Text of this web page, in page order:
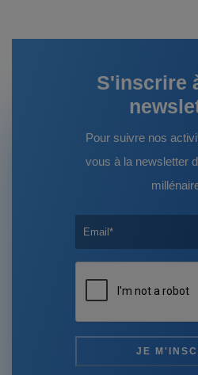
S'inscrire
Pour suivre nos
vous à la newsletter